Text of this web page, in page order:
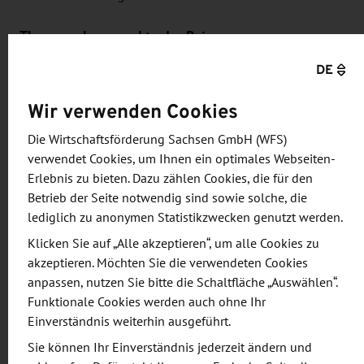
Themenschwerpunkte der Reise:
sächsischen und polnischen Kultur- und
Kreativwirtschaft, insbesondere vor dem
Hintergrund des Kulturhauptstadtjahres
Chemnitz 2025
Identifikation potenzieller
gemeinsamer Kooperationsvorhaben
Förderung des Wissens- und Trendtransfers
zwischen beiden Regionen
Sprache:
in Prüfung; Deutsch und Polnisch mit
Verdolmetschung oder Englisch
DE
Wir verwenden Cookies
Die Wirtschaftsförderung Sachsen GmbH (WFS)
verwendet Cookies, um Ihnen ein optimales Webseiten-
Erlebnis zu bieten. Dazu zählen Cookies, die für den
Betrieb der Seite notwendig sind sowie solche, die
lediglich zu anonymen Statistikzwecken genutzt werden.
Klicken Sie auf „Alle akzeptieren“, um alle Cookies zu
akzeptieren. Möchten Sie die verwendeten Cookies
anpassen, nutzen Sie bitte die Schaltfläche „Auswählen“.
Funktionale Cookies werden auch ohne Ihr
Einverständnis weiterhin ausgeführt.
Sie können Ihr Einverständnis jederzeit ändern und